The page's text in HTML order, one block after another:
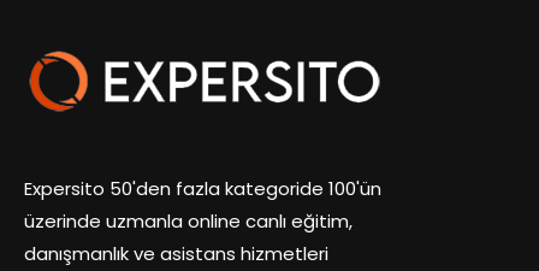
Expersito 50'den fazla kategoride 100'ün
üzerinde uzmanla online canlı eğitim,
danışmanlık ve asistans hizmetleri